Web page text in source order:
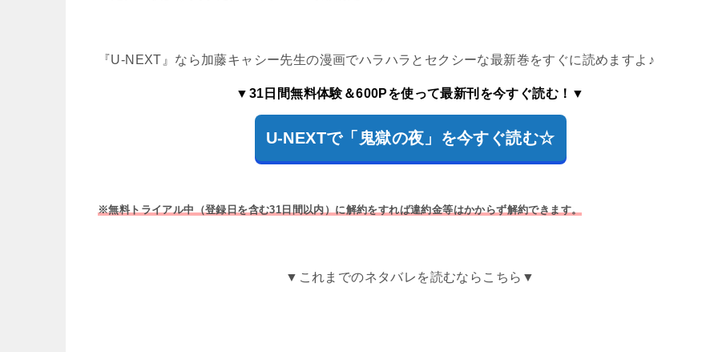
『U-NEXT』なら加藤キャシー先生の漫画でハラハラとセクシーな最新巻をすぐに読めますよ♪
▼31日間無料体験＆600Pを使って最新刊を今すぐ読む！▼
U-NEXTで「鬼獄の夜」を今すぐ読む☆
※無料トライアル中（登録日を含む31日間以内）に解約をすれば違約金等はかからず解約できます。
▼これまでのネタバレを読むならこちら▼